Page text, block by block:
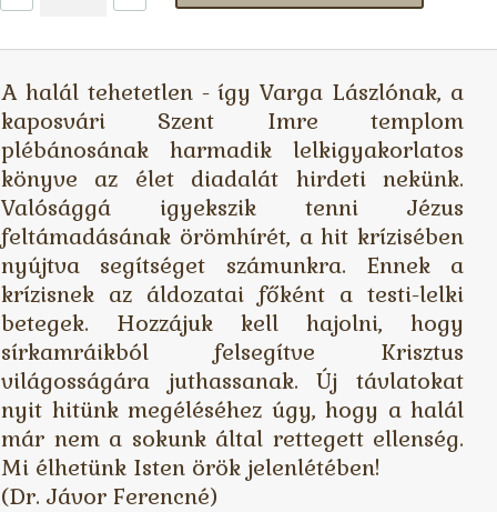
László:
A
halál
tehetetlen
mennyiség
A halál tehetetlen - így Varga Lászlónak, a
kaposvári Szent Imre templom
plébánosának harmadik lelkigyakorlatos
könyve az élet diadalát hirdeti nekünk.
Valósággá igyekszik tenni Jézus
feltámadásának örömhírét, a hit krízisében
nyújtva segítséget számunkra. Ennek a
krízisnek az áldozatai főként a testi-lelki
betegek. Hozzájuk kell hajolni, hogy
sírkamráikból felsegítve Krisztus
világosságára juthassanak. Új távlatokat
nyit hitünk megéléséhez úgy, hogy a halál
már nem a sokunk által rettegett ellenség.
Mi élhetünk Isten örök jelenlétében!
(Dr. Jávor Ferencné)